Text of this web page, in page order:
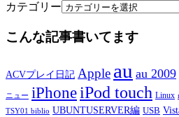
カテゴリー
こんな記事書いてます
ACVプレイ日記 Apple au au 2009
ニュー iPhoneiPod touch Linux
TSY01 biblio UBUNTUSERVER編 USB